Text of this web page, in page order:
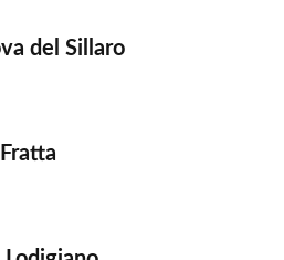
del Sillaro